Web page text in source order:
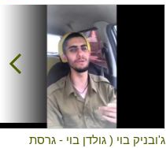
ג'ובניק בוי ( גולדן בוי - גרסת